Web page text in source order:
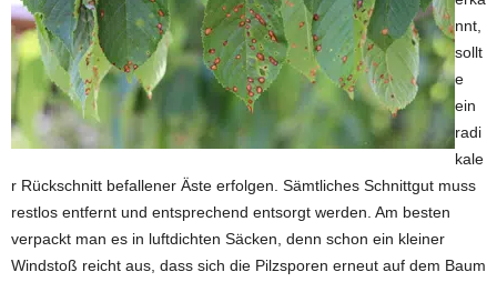
nnt,
sollt
e
ein
radi
kale
r Rückschnitt befallener Äste erfolgen. Sämtliches Schnittgut muss
restlos entfernt und entsprechend entsorgt werden. Am besten
verpackt man es in luftdichten Säcken, denn schon ein kleiner
Windstoß reicht aus, dass sich die Pilzsporen erneut auf dem Baum